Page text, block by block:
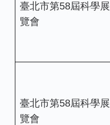
臺北市第58屆科學展
覽會
臺北市第58屆科學展
覽會